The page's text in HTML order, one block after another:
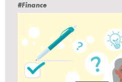
#Finance